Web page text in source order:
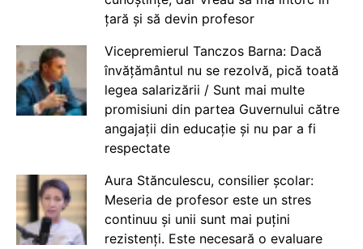
țară și să devin profesor
Vicepremierul Tanczos Barna: Dacă
învățământul nu se rezolvă, pică toată
legea salarizării / Sunt mai multe
promisiuni din partea Guvernului către
angajații din educație și nu par a fi
respectate
Aura Stănculescu, consilier școlar:
Meseria de profesor este un stres
continuu și unii sunt mai puțini
rezistenți. Este necesară o evaluare